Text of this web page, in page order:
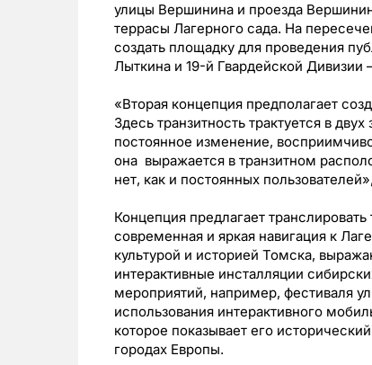
улицы Вершинина и проезда
террасы Лагерного сада. На
создать площадку для проведения
Лыткина и 19-й Гвардейской Дивизии
«Вторая концепция предполагает
Здесь транзитность трактуется в
постоянное изменение,
она выражается в транзитном
нет, как и постоянных
Концепция предлагает
современная и яркая навигация к
культурой и историей Томска,
интерактивные инсталляции
мероприятий, например, фестиваля
использования интерактивного
которое показывает его
городах Европы.